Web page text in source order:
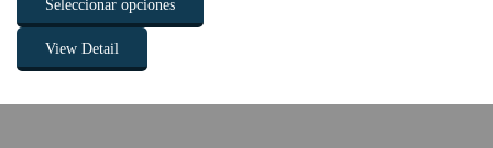
Seleccionar opciones
View Detail